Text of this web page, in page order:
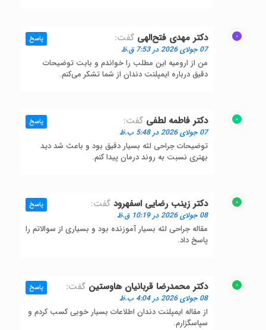
دکتر مهدی فتح‌الهی گفت:
07 جولای 2026 در 7:53 ق.ظ
من از ارومیه این مطلب را خواندم و بابت توضیحات
دقیق درباره ایمپلنت دندان از شما تشکر می‌کنم.
پاسخ
دکتر فاطمه لطفی گفت:
07 جولای 2026 در 5:48 ب.ظ
توضیحات جراحی لثه بسیار دقیق بود و باعث شد دید
بهتری نسبت به روند درمان پیدا کنم.
پاسخ
دکتر زینب رضایی اسفهرود گفت:
08 جولای 2026 در 10:19 ق.ظ
مقاله جراحی لثه بسیار آموزنده بود و بسیاری از سوالاتم را
پاسخ داد.
پاسخ
دکتر محمدرضا قربانیان هاوستین گفت:
08 جولای 2026 در 4:04 ب.ظ
از مقاله ایمپلنت دندان اطلاعات بسیار خوبی کسب کردم و
سپاسگزارم.
پاسخ